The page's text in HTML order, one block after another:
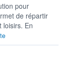
pour
de répartir
loisirs. En